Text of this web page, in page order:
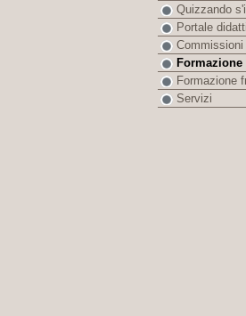
Quizzando
Portale
Commissioni
Formazione
Servizi